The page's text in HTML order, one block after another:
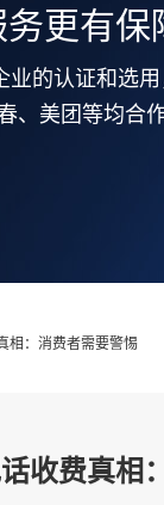
更有保
的认证和选用
、美团等均合作
相：消费者需要警惕
收费真相